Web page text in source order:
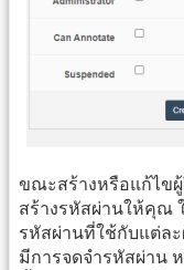
ขณะสร้างหรือแก้ไขผู้
สร้างรหัสผ่านให้คุณ
รหัสผ่านที่ใช้กับแต่ล
มีการจดจำรหัสผ่าน